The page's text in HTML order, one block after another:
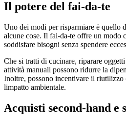
Il potere del fai-da-te
Uno dei modi per risparmiare è quello
alcune cose. Il fai-da-te offre un modo
soddisfare bisogni senza spendere
Che si tratti di cucinare, riparare
attività manuali possono ridurre la
Inoltre, possono incentivare il
limpatto ambientale.
Acquisti second-hand e